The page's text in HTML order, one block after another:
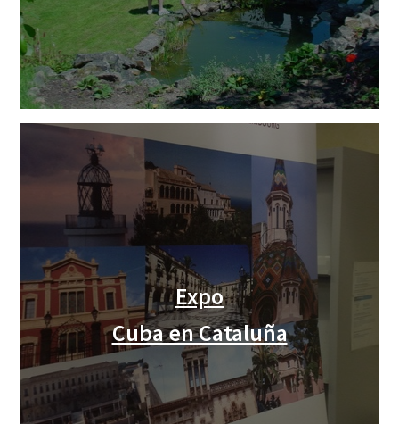
Expo
Cuba en Cataluña